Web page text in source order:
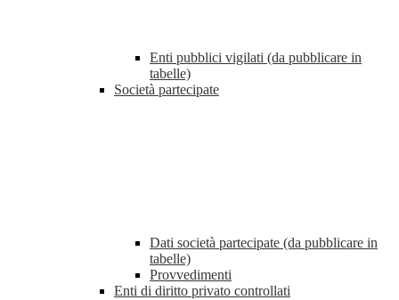
Enti pubblici vigilati (da pubblicare in
tabelle)
Società partecipate
Dati società partecipate (da pubblicare in
tabelle)
Provvedimenti
Enti di diritto privato controllati